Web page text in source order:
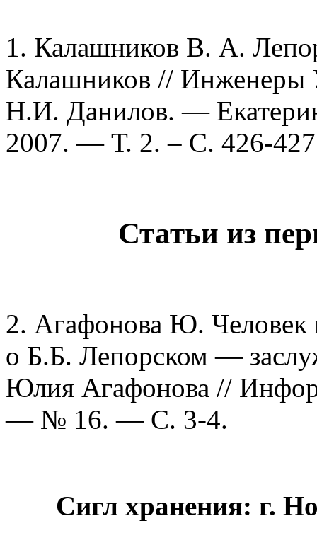
1. Калашников В. А.
Калашников // Инженеры
Н.И. Данилов. —
2007. — Т. 2. – С. 426-
Статьи из
2. Агафонова Ю. Человек
о Б.Б. Лепорском —
Юлия Агафонова //
— № 16. — С. 3-4.
Сигл хранения: г.